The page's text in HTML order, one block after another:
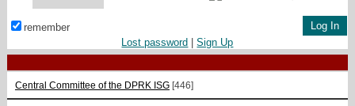
remember
Lost password |Sign Up
Central Committee of the DPRK ISG [446]